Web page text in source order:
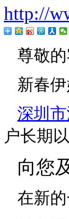
http://
尊敬的
新春伊
深圳
户长期
向您
在新